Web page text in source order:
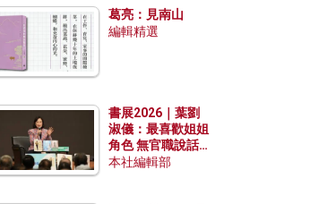
葛亮：見南山
編輯精選
書展2026｜葉劉
淑儀：最喜歡姐姐
角色 無官職說話
包袱少
本社編輯部